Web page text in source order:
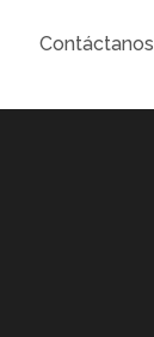
Contáctanos